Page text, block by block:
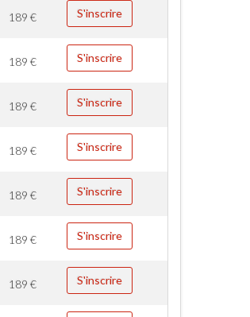
189€ S'inscrire
189€ S'inscrire
189€ S'inscrire
189€ S'inscrire
189€ S'inscrire
189€ S'inscrire
189€ S'inscrire